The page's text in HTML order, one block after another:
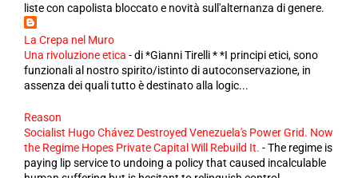
liste con capolista bloccato e novità sull'alternanza di genere.
La Crepa nel Muro
Una rivoluzione etica -di *Gianni Tirelli * *I principi etici, sono
funzionali al nostro spirito/istinto di autoconservazione, in
assenza dei quali tutto è destinato alla logic...
Reason
Socialist Hugo Chávez Destroyed Venezuela's Power Grid. Now
the Regime Hopes Private Capital Will Rebuild It. -The regime is
paying lip service to undoing a policy that caused incalculable